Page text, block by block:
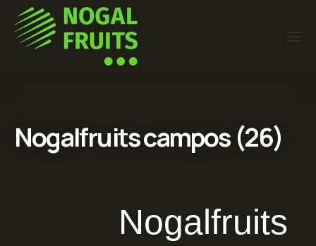
Nogalfruits campos (26)
Nogalfruits